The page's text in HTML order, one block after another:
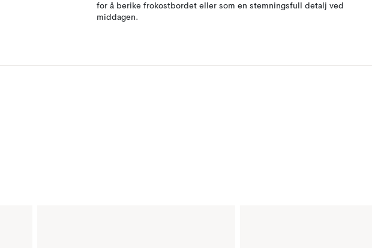
for å berike frokostbordet eller som en stemningsfull detalj ved
middagen.